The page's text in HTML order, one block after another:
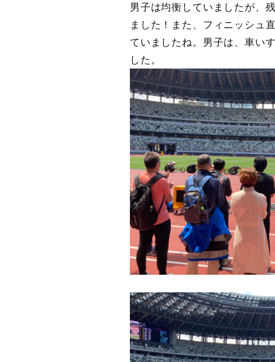
男子は均衡していましたが、
ました！また、フィニッシュ
ていましたね。男子は、車い
した。